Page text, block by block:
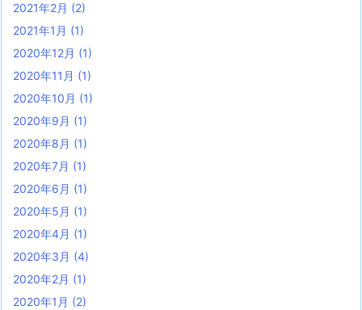
2021年2月 (2)
2021年1月 (1)
2020年12月 (1)
2020年11月 (1)
2020年10月 (1)
2020年9月 (1)
2020年8月 (1)
2020年7月 (1)
2020年6月 (1)
2020年5月 (1)
2020年4月 (1)
2020年3月 (4)
2020年2月 (1)
2020年1月 (2)